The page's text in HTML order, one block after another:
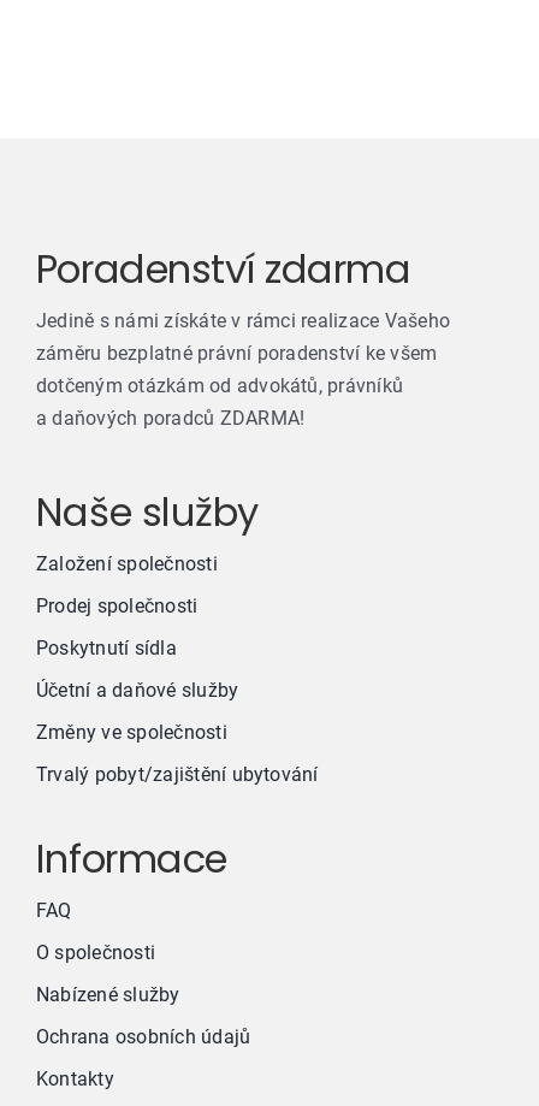
Poradenství zdarma
Jedině s námi získáte v rámci realizace Vašeho
záměru bezplatné právní poradenství ke všem
dotčeným otázkám od advokátů, právníků
a daňových poradců ZDARMA!
Naše služby
Založení společnosti
Prodej společnosti
Poskytnutí sídla
Účetní a daňové služby
Změny ve společnosti
Trvalý pobyt/zajištění ubytování
Informace
FAQ
O společnosti
Nabízené služby
Ochrana osobních údajů
Kontakty